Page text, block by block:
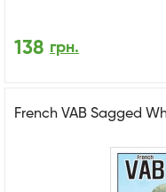
138 грн.
French VAB Sagged